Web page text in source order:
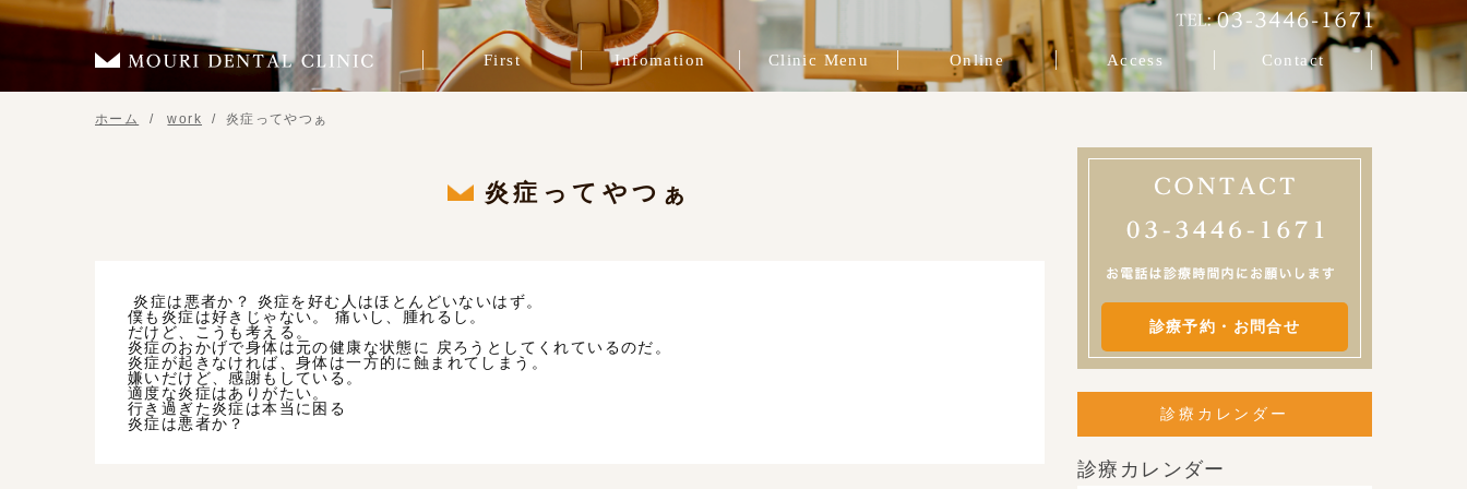
First Infomation
症例ブログ
ブログ
スタッフ紹介
治療費
Clinic Menu
精密根管治療
審美歯科
矯正治療
インビザライン
歯周病治療
咬合治療
インプラント治療
補綴治療
プレマタニティ
予防歯科
Online Access Contact
ホーム work 炎症ってやつぁ
炎症ってやつぁ
炎症は悪者か？ 炎症を好む人はほとんどいないはず。
僕も炎症は好きじゃない。 痛いし、腫れるし。
だけど、こうも考える。
炎症のおかげで身体は元の健康な状態に 戻ろうとしてくれているのだ。
炎症が起きなければ、身体は一方的に蝕まれてしまう。
嫌いだけど、感謝もしている。
適度な炎症はありがたい。
行き過ぎた炎症は本当に困る
炎症は悪者か？
診療予約・お問合せ
診療カレンダー
診療カレンダー